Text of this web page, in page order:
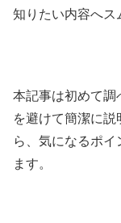
知りたい内容へス
本記事は初めて調
を避けて簡潔に
ら、気になるポ
ます。